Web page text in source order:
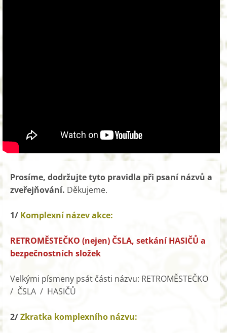
Prosíme, dodržujte tyto pravidla při psaní názvů a
zveřejňování. Děkujeme.
1/ Komplexní název akce:
RETROMĚSTEČKO (nejen) ČSLA, setkání HASIČŮ a
bezpečnostních složek
Velkými písmeny psát části názvu: RETROMĚSTEČKO
/ ČSLA / HASIČŮ
2/Zkratka komplexního názvu: